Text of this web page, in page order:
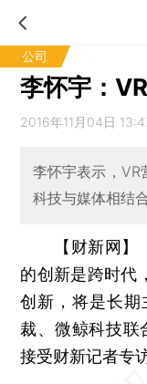
公司
李怀宇：
2016年11月04日
李怀宇表示，VR
科技与媒体相结
【财新网
的创新是跨时代
创新，将是长期
裁、微鲸科技联
接受财新记者专